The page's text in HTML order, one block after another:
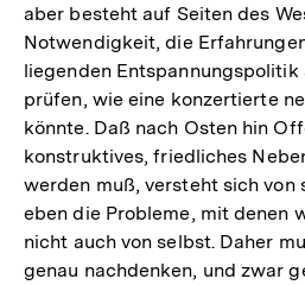
aber besteht auf Seiten des
Notwendigkeit, die
liegenden
prüfen, wie eine konzertierte
könnte. Daß nach Osten hin
konstruktives, friedliches
werden muß, versteht sich von
eben die Probleme, mit denen
nicht auch von selbst. Daher
genau nachdenken, und zwar